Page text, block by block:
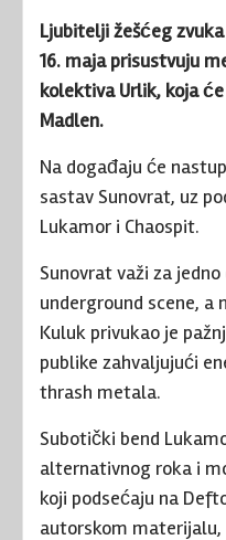
Ljubitelji žešćeg
16. maja prisustvuju
kolektiva Urlik, koja
Madlen.
Na događaju će
sastavSunovrat, uz
Lukamor i Chaospit.
Sunovrat važi za
underground scene,
Kuluk privukao je
publike zahvaljujući
thrash metala.
Subotički bend
alternativnog roka i
koji podsećaju na
autorskom materijalu,